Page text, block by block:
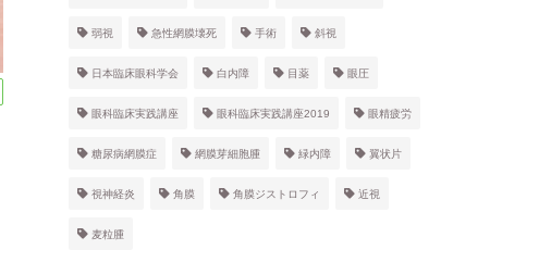
弱視 急性網膜壊死 手術 斜視
日本臨床眼科学会 白内障 目薬 眼圧
眼科臨床実践講座 眼科臨床実践講座2019 眼精疲労
糖尿病網膜症 網膜芽細胞腫 緑内障 翼状片
視神経炎 角膜 角膜ジストロフィ 近視
麦粒腫